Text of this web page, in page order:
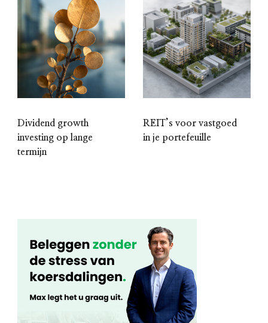
Dividend growth
investing op lange
termijn
REIT’s voor vastgoed
in je portefeuille